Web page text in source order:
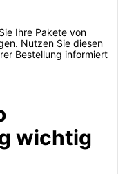
Ihre Pakete von
Nutzen Sie diesen
Bestellung informiert
wichtig